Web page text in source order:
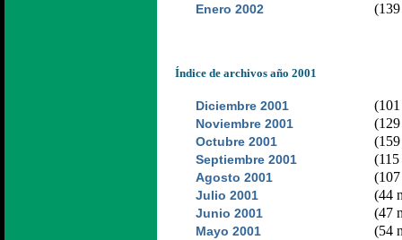
Enero 2002
Índice de archivos año 2001
Diciembre 2001
Noviembre 2001
Octubre 2001
Septiembre 2001
Agosto 2001
Julio 2001 (44
Junio 2001 (47
Mayo 2001 (54